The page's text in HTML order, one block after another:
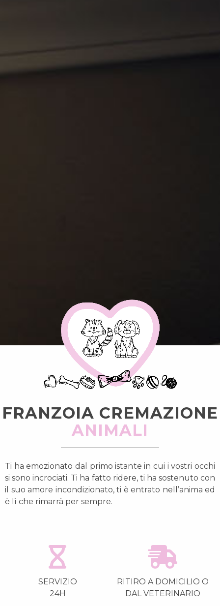
FRANZOIA CREMAZIONE
ANIMALI
Ti ha emozionato dal primo istante in cui i vostri occhi
si sono incrociati. Ti ha fatto ridere, ti ha sostenuto con
il suo amore incondizionato, ti è entrato nell’anima ed
è lì che rimarrà per sempre.
SERVIZIO
24H
RITIRO A DOMICILIO O
DAL VETERINARIO